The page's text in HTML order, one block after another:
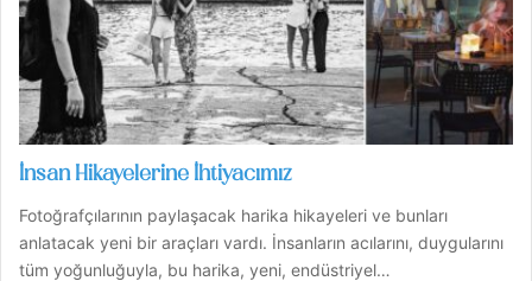
İnsan Hikayelerine İhtiyacımız
Fotoğrafçılarının paylaşacak harika hikayeleri ve bunları
anlatacak yeni bir araçları vardı. İnsanların acılarını, duygularını
tüm yoğunluğuyla, bu harika, yeni, endüstriyel…